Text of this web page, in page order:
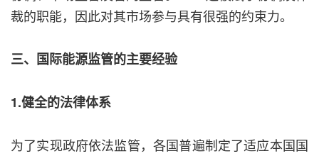
裁的职能，因此对其市场参与具有很强的约束力。
三、国际能源监管的主要经验
1.健全的法律体系
为了实现政府依法监管，各国普遍制定了适应本国国